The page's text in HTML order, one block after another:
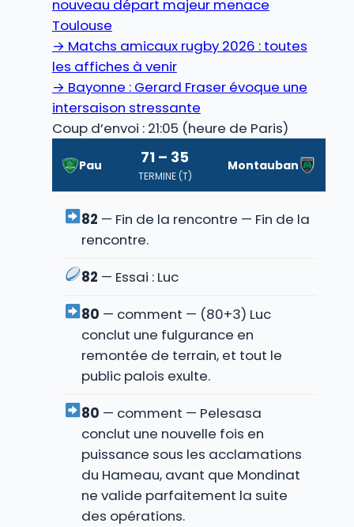
nouveau départ majeur menace
Toulouse
→ Matchs amicaux rugby 2026 : toutes
les affiches à venir
→ Bayonne : Gerard Fraser évoque une
intersaison stressante
Coup d’envoi : 21:05 (heure de Paris)
Pau 71 – 35
TERMINE (T)
Montauban
82 — Fin de la rencontre — Fin de la
rencontre.
82 — Essai : Luc
80 — comment — (80+3) Luc
conclut une fulgurance en
remontée de terrain, et tout le
public palois exulte.
80 — comment — Pelesasa
conclut une nouvelle fois en
puissance sous les acclamations
du Hameau, avant que Mondinat
ne valide parfaitement la suite
des opérations.